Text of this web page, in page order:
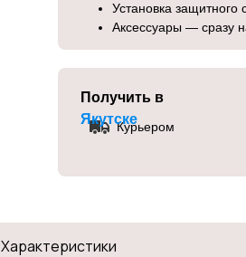
Установка защитного
Аксессуары — сразу
Курьером
Получить в
Якутске
Характеристики